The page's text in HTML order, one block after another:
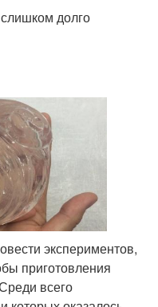
долго
экспериментов,
приготовления
всего